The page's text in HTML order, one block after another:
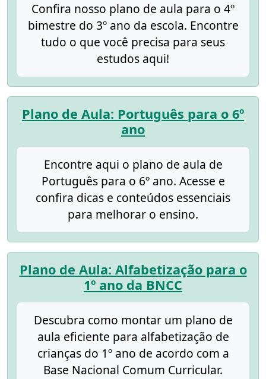
Confira nosso plano de aula para o 4º
bimestre do 3º ano da escola. Encontre
tudo o que você precisa para seus
estudos aqui!
Plano de Aula: Português para o 6º
ano
Encontre aqui o plano de aula de
Português para o 6º ano. Acesse e
confira dicas e conteúdos essenciais
para melhorar o ensino.
Plano de Aula: Alfabetização para o
1º ano da BNCC
Descubra como montar um plano de
aula eficiente para alfabetização de
crianças do 1º ano de acordo com a
Base Nacional Comum Curricular.